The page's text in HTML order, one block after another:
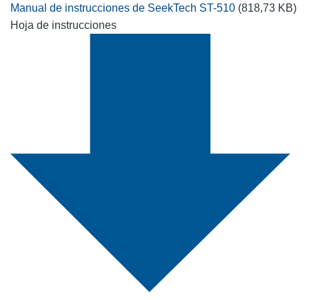
Manual de instrucciones de SeekTech ST-510 (818,73 KB)
Hoja de instrucciones